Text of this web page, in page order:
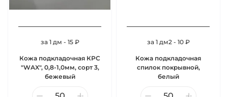
за 1 дм - 15 ₽
Кожа подкладочная КРС
"WAX", 0,8-1,0мм, сорт 3,
бежевый
за 1 дм2 - 10 ₽
Кожа подкладочная
спилок покрывной,
белый